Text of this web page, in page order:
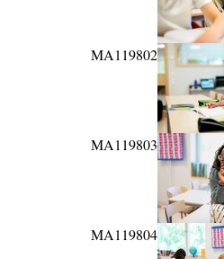
MA119802
MA119803
MA119804